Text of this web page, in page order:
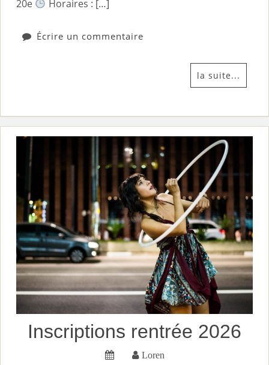
20e Horaires : […]
Écrire un commentaire
la suite...
Inscriptions rentrée 2026
Loren